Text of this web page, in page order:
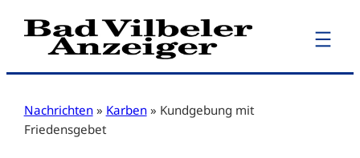
Zum
Inhalt
Nachrichten » Karben » Kundgebung mit
Friedensgebet